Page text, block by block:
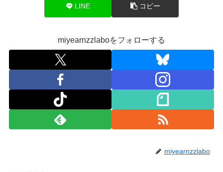
LINE コピー
miyearnzzlaboをフォローする
miyearnzzlabo